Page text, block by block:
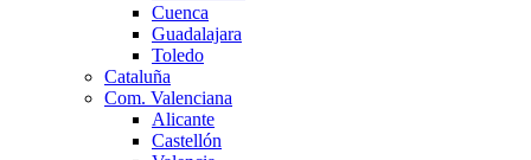
Cuenca
Guadalajara
Toledo
Cataluña
Com. Valenciana
Alicante
Castellón